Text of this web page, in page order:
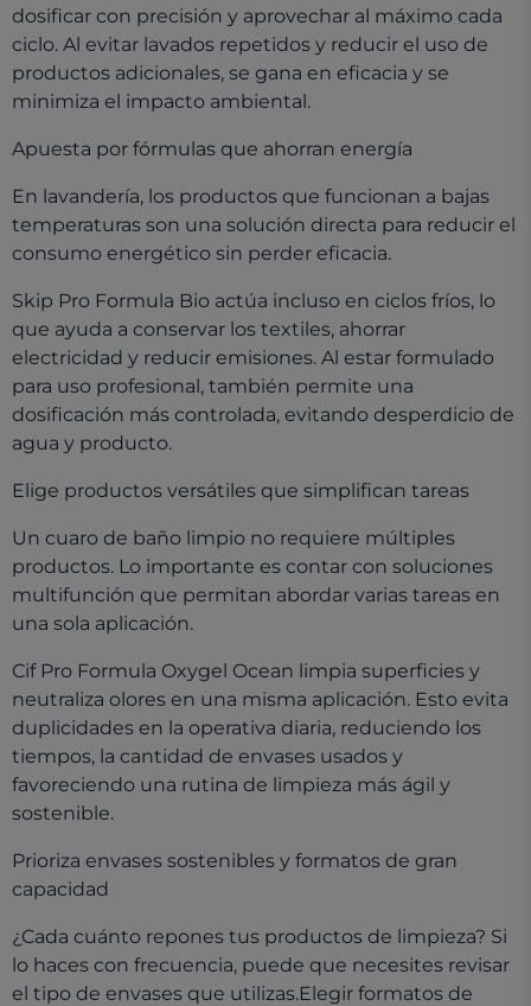
dosificar con precisión y aprovechar al máximo cada
ciclo. Al evitar lavados repetidos y reducir el uso de
productos adicionales, se gana en eficacia y se
minimiza el impacto ambiental.
Apuesta por fórmulas que ahorran energía
En lavandería, los productos que funcionan a bajas
temperaturas son una solución directa para reducir el
consumo energético sin perder eficacia.
Skip Pro Formula Bio actúa incluso en ciclos fríos, lo
que ayuda a conservar los textiles, ahorrar
electricidad y reducir emisiones. Al estar formulado
para uso profesional, también permite una
dosificación más controlada, evitando desperdicio de
agua y producto.
Elige productos versátiles que simplifican tareas
Un cuaro de baño limpio no requiere múltiples
productos. Lo importante es contar con soluciones
multifunción que permitan abordar varias tareas en
una sola aplicación.
Cif Pro Formula Oxygel Ocean limpia superficies y
neutraliza olores en una misma aplicación. Esto evita
duplicidades en la operativa diaria, reduciendo los
tiempos, la cantidad de envases usados y
favoreciendo una rutina de limpieza más ágil y
sostenible.
Prioriza envases sostenibles y formatos de gran
capacidad
¿Cada cuánto repones tus productos de limpieza? Si
lo haces con frecuencia, puede que necesites revisar
el tipo de envases que utilizas.Elegir formatos de